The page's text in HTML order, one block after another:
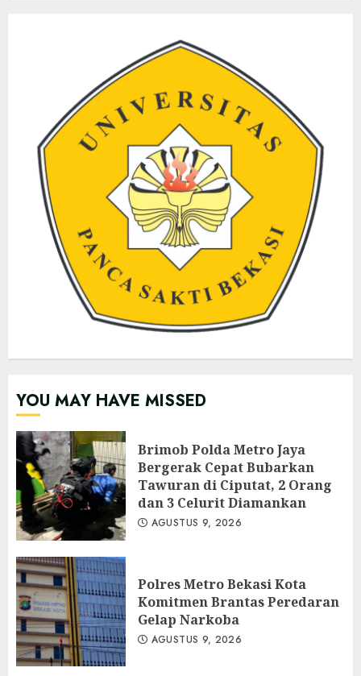
YOU MAY HAVE MISSED
Brimob Polda Metro Jaya
Bergerak Cepat Bubarkan
Tawuran di Ciputat, 2 Orang
dan 3 Celurit Diamankan
AGUSTUS 9, 2026
Polres Metro Bekasi Kota
Komitmen Brantas Peredaran
Gelap Narkoba
AGUSTUS 9, 2026